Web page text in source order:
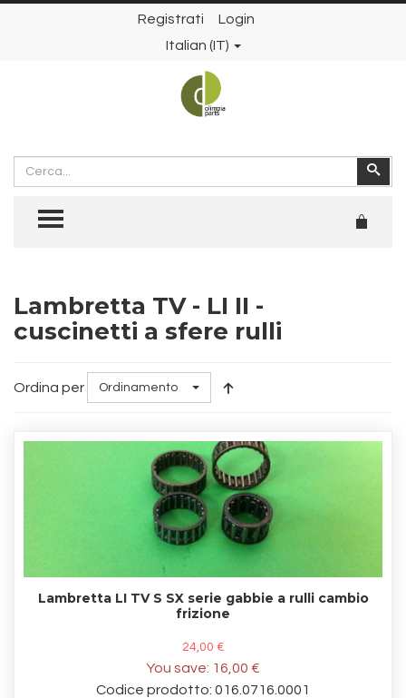
Registrati
Login
Italian (IT)
Cerca
TOGGLE MENU
Lambretta TV - LI II -
cuscinetti a sfere rulli
Ordina per Ordinamento
Lambretta LI TV S SX serie gabbie a rulli cambio
frizione
24,00 €
You save: 16,00 €
Codice prodotto: 016.0716.0001